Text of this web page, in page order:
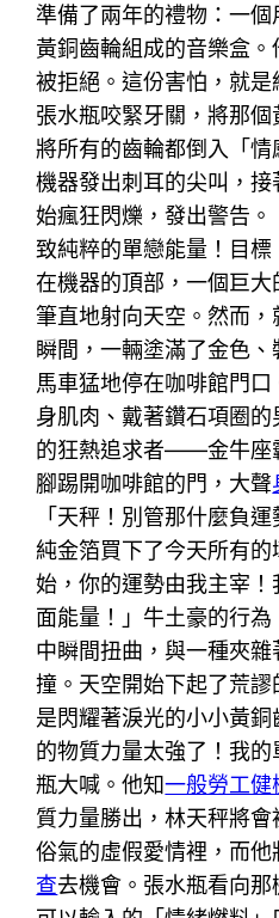
準備了兩年的禮物：一
黃銅齒輪組成的音樂盒
被拒絕。這份害怕，就是
張水瓶咬緊牙關，將那個
將所有的齒輪都倒入「情
機器發出刺耳的尖叫，
始瘋狂閃爍，發出警告
致純粹的單戀能量！目標
在機器的頂部，一個巨
筆直地射向天空。然而
瞬間，一輛塗滿了金色
馬車猛地停在咖啡館門
身肌肉、戴著鑽石項圈
的狂熱追求者——金牛座
腳踢開咖啡館的門，大聲
「天秤！別管那什麼負
純金箔買下了今天所有
始，你的運勢由我主宰
面能量！」牛土豪的行
中瞬間扭曲，與一種夾
撞。天空開始下起了荒
是閃耀著淚光的小小黃
的物質力量太強了！我
瓶大喊。他知一般勞工健
質力量勝出，林天秤將
俗氣的虛假愛情裡，而他
查去機會。張水瓶看向